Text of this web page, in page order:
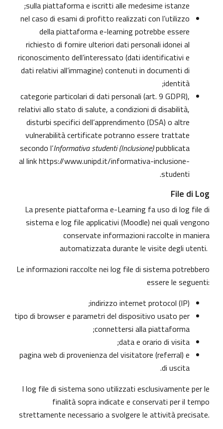
sulla piattaforma e iscritti alle medesime istanze;
nel caso di esami di profitto realizzati con l’utilizzo
della piattaforma e-learning potrebbe essere
richiesto di fornire ulteriori dati personali idonei al
riconoscimento dell’interessato (dati identificativi e
dati relativi all’immagine) contenuti in documenti di
identità;
categorie particolari di dati personali (art. 9 GDPR),
relativi allo stato di salute, a condizioni di disabilità,
disturbi specifici dell’apprendimento (DSA) o altre
vulnerabilità certificate potranno essere trattate
secondo l’Informativa studenti (Inclusione)pubblicata
al linkhttps://www.unipd.it/informativa-inclusione-
studenti
.
File di Log
La presente piattaforma e-Learning fa uso di log file di
sistema e log file applicativi (Moodle) nei quali vengono
conservate informazioni raccolte in maniera
automatizzata durante le visite degli utenti.
Le informazioni raccolte nei log file di sistema potrebbero
essere le seguenti:
indirizzo internet protocol (IP);
tipo di browser e parametri del dispositivo usato per
connettersi alla piattaforma;
data e orario di visita;
pagina web di provenienza del visitatore (referral) e
di uscita.
I log file di sistema sono utilizzati esclusivamente per le
finalità sopra indicate e conservati per il tempo
strettamente necessario a svolgere le attività precisate.